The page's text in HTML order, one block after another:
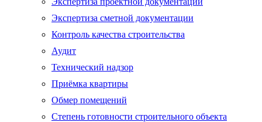
Экспертиза сметной документации
Контроль качества строительства
Аудит
Технический надзор
Приёмка квартиры
Обмер помещений
Степень готовности строительного объекта